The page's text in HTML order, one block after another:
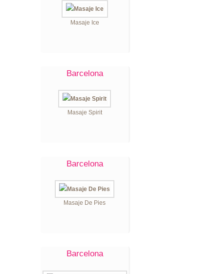
Masaje Ice
Barcelona
Masaje Spirit
Barcelona
Masaje De Pies
Barcelona